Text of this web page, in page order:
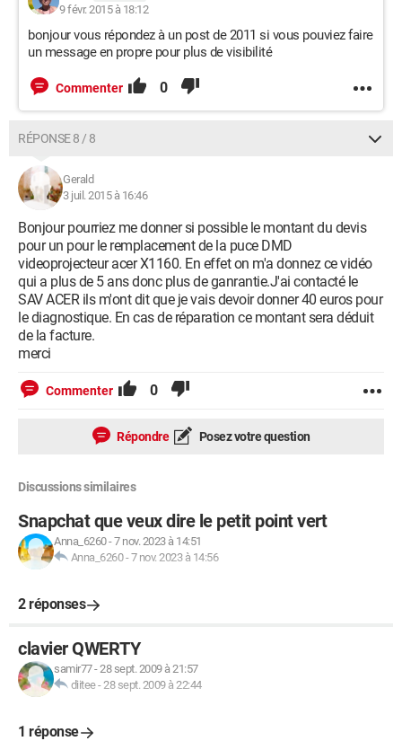
9 févr. 2015 à 18:12
bonjour vous répondez à un post de 2011 si vous pouviez faire
un message en propre pour plus de visibilité
Commenter 0
RÉPONSE 8 / 8
Gerald
3 juil. 2015 à 16:46
Bonjour pourriez me donner si possible le montant du devis
pour un pour le remplacement de la puce DMD
videoprojecteur acer X1160. En effet on m'a donnez ce vidéo
qui a plus de 5 ans donc plus de ganrantie.J'ai contacté le
SAV ACER ils m'ont dit que je vais devoir donner 40 euros pour
le diagnostique. En cas de réparation ce montant sera déduit
de la facture.
merci
Commenter 0
Répondre Posez votre question
Discussions similaires
Snapchat que veux dire le petit point vert
Anna_6260-7 nov. 2023 à 14:51
Anna_6260-7 nov. 2023 à 14:56
2 réponses
clavier QWERTY
samir77-28 sept. 2009 à 21:57
diitee-28 sept. 2009 à 22:44
1 réponse